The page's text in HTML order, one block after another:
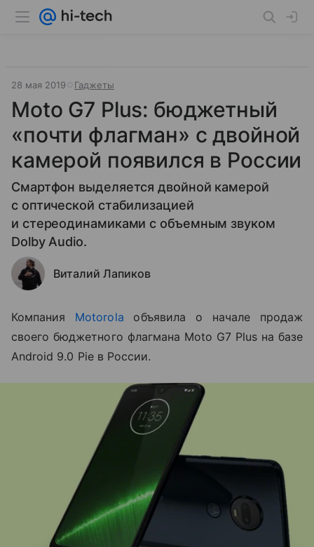
28 мая 2019 Гаджеты
Moto G7 Plus: бюджетный
«почти флагман» с двойной
камерой появился в России
Смартфон выделяется двойной камерой
с оптической стабилизацией
и стереодинамиками с объемным звуком
Dolby Audio.
Виталий Лапиков
Компания Motorola объявила о начале продаж
своего бюджетного флагмана Moto G7 Plus на базе
Android 9.0 Pie в России.